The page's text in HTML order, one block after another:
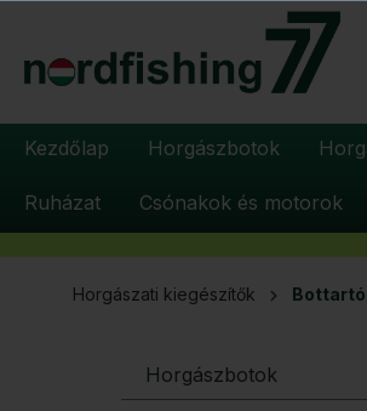
Ugrás a fő navigációhoz
Kezdőlap Horgászbotok
Ruházat Csónakok és motorok
Horgászati kiegészítők Bottartó
Horgászbotok